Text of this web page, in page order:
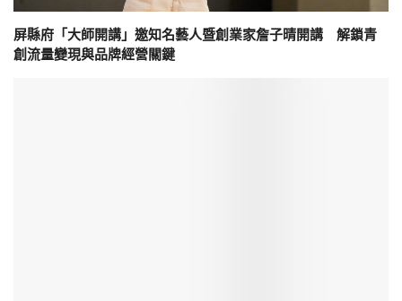
屏縣府「大師開講」邀知名藝人暨創業家詹子晴開講 解鎖青
創流量變現與品牌經營關鍵